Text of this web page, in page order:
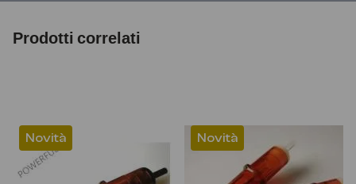
Prodotti correlati
Novità Novità